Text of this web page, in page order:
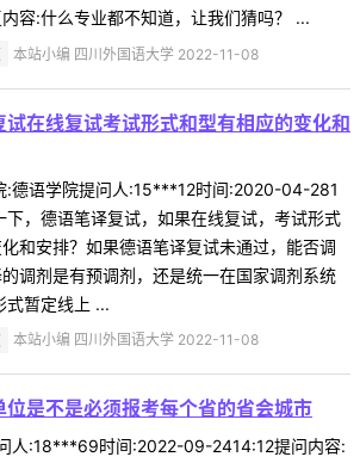
容:什么专业都不知道，让我们猜吗？ ...
本站小编 四川外国语大学 2022-11-08
在线复试考试形式和型有相应的变化和
:德语学院提问人:15***12时间:2020-04-281
，德语笔译复试，如果在线复试，考试形式
和安排？如果德语笔译复试未通过，能否调
调剂是有预调剂，还是统一在国家调剂系统
式暂定线上 ...
本站小编 四川外国语大学 2022-11-08
是不是必须报考每个省的省会城市
人:18***69时间:2022-09-2414:12提问内容: